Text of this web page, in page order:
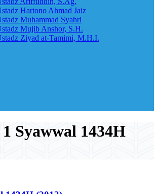
Hartono Ahmad Jaiz
Muhammad Syahri
Mujib Anshor, S.H.
Ziyad at-Tamimi, M.H.I.
Syawwal 1434H